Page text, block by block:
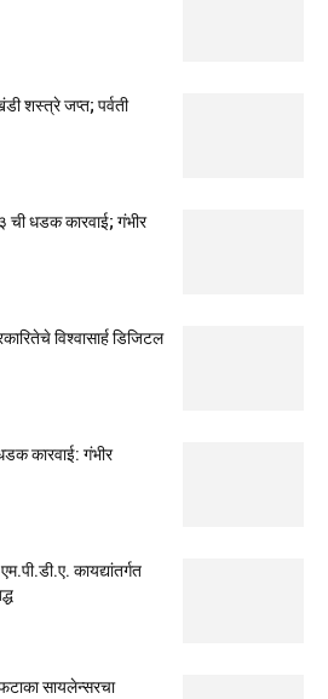
शस्त्रे जप्त; पर्वती
ची धडक कारवाई; गंभीर
विश्वासार्ह डिजिटल
कारवाई: गंभीर
कायद्यांतर्गत
फटाका सायलेन्सरचा